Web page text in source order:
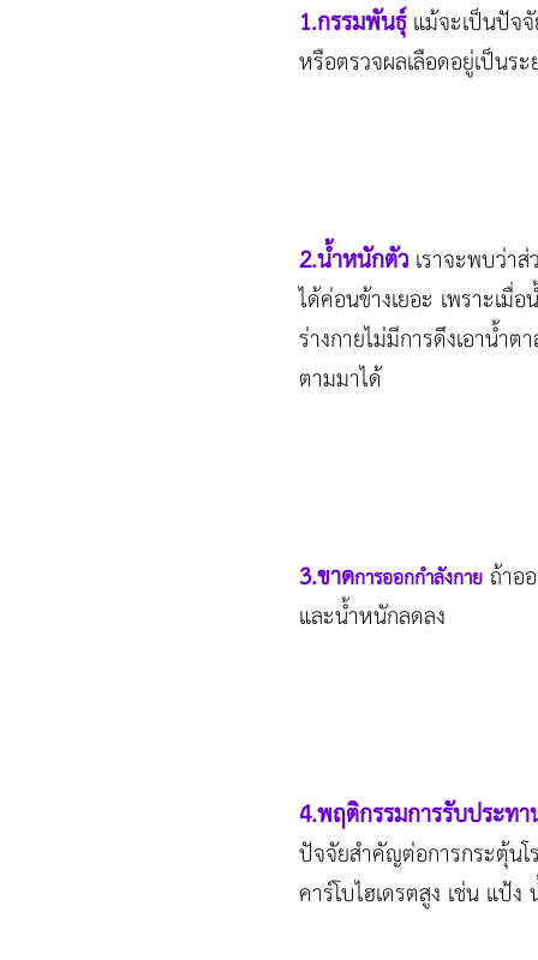
1.กรรมพันธุ์แม้จะเป็นปัจ
หรือตรวจผลเลือดอยู่เป็นร
2.น้ำหนักตัว เราจะพบว่า
ได้ค่อนข้างเยอะ เพราะเ
ร่างกายไม่มีการดึงเอาน้ำ
ตามมาได้
3.ขาดการออกกำลังกาย ถ้าอ
และน้ำหนักลดลง
4.พฤติกรรมการรับประท
ปัจจัยสำคัญต่อการกระตุ้น
คาร์โบไฮเดรตสูง เช่น แป้